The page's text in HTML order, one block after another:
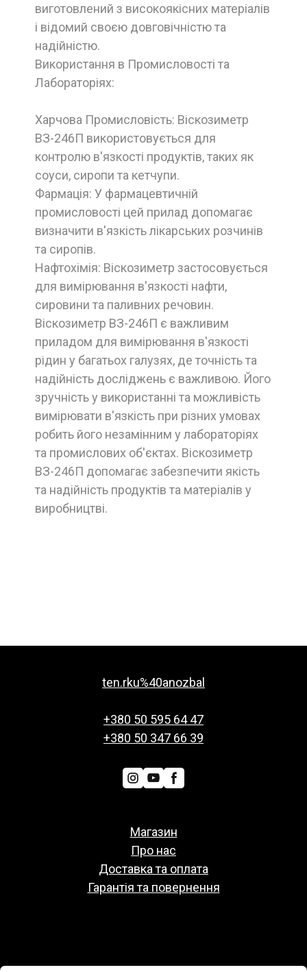
виготовлений з високоякісних матеріалів
і відомий своєю довговічністю та
надійністю.
Використання в Промисловості та
Лабораторіях:
Харчова Промисловість: Віскозиметр
ВЗ-246П використовується для
контролю в'язкості продуктів, таких як
соуси, сиропи та кетчупи.
Фармація: У фармацевтичній
промисловості цей прилад допомагає
визначити в'язкість лікарських розчинів
та сиропів.
Нафтохімія: Віскозиметр застосовується
для вимірювання в'язкості нафти,
сировини та паливних речовин.
Віскозиметр ВЗ-246П є важливим
приладом для вимірювання в'язкості
рідин у багатьох галузях, де точність та
надійність досліджень є важливою. Його
зручність у використанні та можливість
вимірювати в'язкість при різних умовах
робить його незамінним у лабораторіях
та промислових об'єктах. Віскозиметр
ВЗ-246П допомагає забезпечити якість
та надійність продуктів та матеріалів у
виробництві.
ten.rku%40anozbal
+380 50 595 64 47
+380 50 347 66 39
Магазин
Про нас
Доставка та оплата
Гарантія та повернення